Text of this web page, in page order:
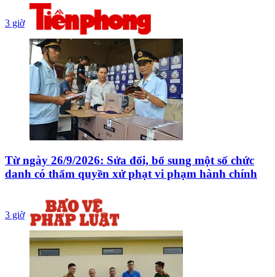
3 giờ
Từ ngày 26/9/2026: Sửa đổi, bổ sung một số chức
danh có thẩm quyền xử phạt vi phạm hành chính
3 giờ